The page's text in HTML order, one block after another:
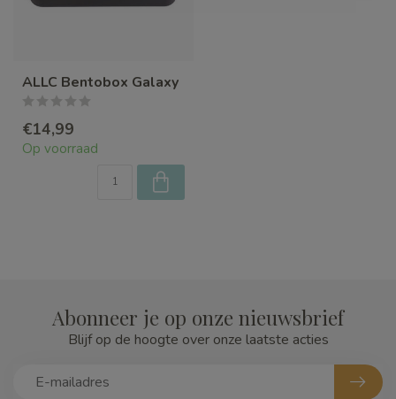
ALLC Bentobox Galaxy
€14,99
Op voorraad
Abonneer je op onze nieuwsbrief
Blijf op de hoogte over onze laatste acties